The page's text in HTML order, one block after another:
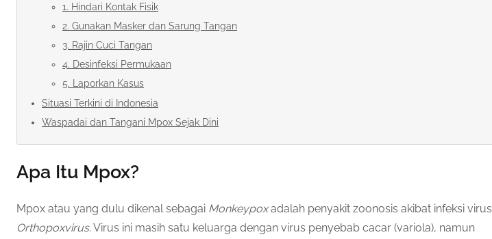
1. Hindari Kontak Fisik
2. Gunakan Masker dan Sarung Tangan
3. Rajin Cuci Tangan
4. Desinfeksi Permukaan
5. Laporkan Kasus
Situasi Terkini di Indonesia
Waspadai dan Tangani Mpox Sejak Dini
Apa Itu Mpox?
Mpox atau yang dulu dikenal sebagai Monkeypoxadalah penyakit zoonosis akibat infeksi virus
Orthopoxvirus. Virus ini masih satu keluarga dengan virus penyebab cacar (variola), namun